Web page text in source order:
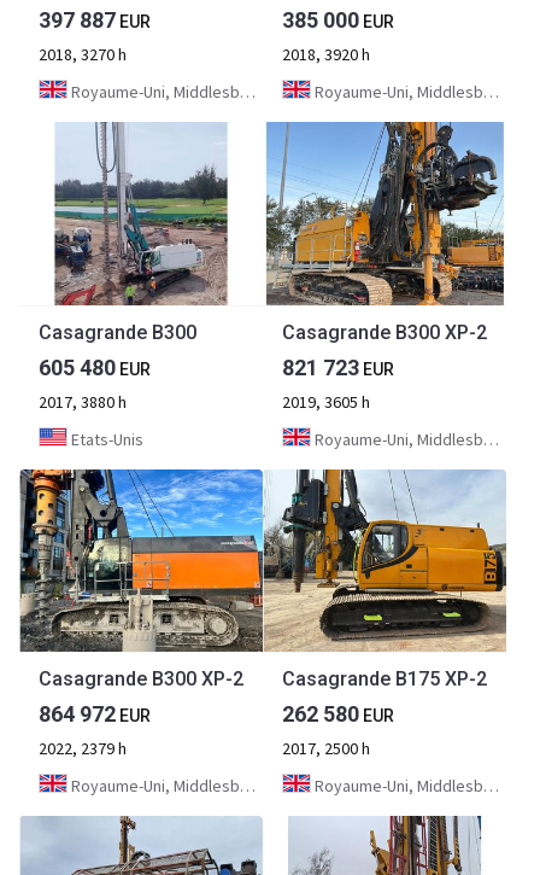
397 887 EUR
2018, 3270 h
Royaume-Uni, Middlesbrough
385 000 EUR
2018, 3920 h
Royaume-Uni, Middlesbrough
Casagrande B300
605 480 EUR
2017, 3880 h
Etats-Unis
Casagrande B300 XP-2
821 723 EUR
2019, 3605 h
Royaume-Uni, Middlesbrough
Casagrande B300 XP-2
864 972 EUR
2022, 2379 h
Royaume-Uni, Middlesbrough
Casagrande B175 XP-2
262 580 EUR
2017, 2500 h
Royaume-Uni, Middlesbrough